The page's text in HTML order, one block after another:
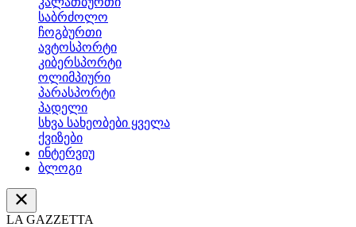
საბრძოლო
ჩოგბურთი
ავტოსპორტი
კიბერსპორტი
ოლიმპიური
პარასპორტი
პადელი
სხვა სახეობები ყველა
ქვიზები
ინტერვიუ
ბლოგი
LA GAZZETTA